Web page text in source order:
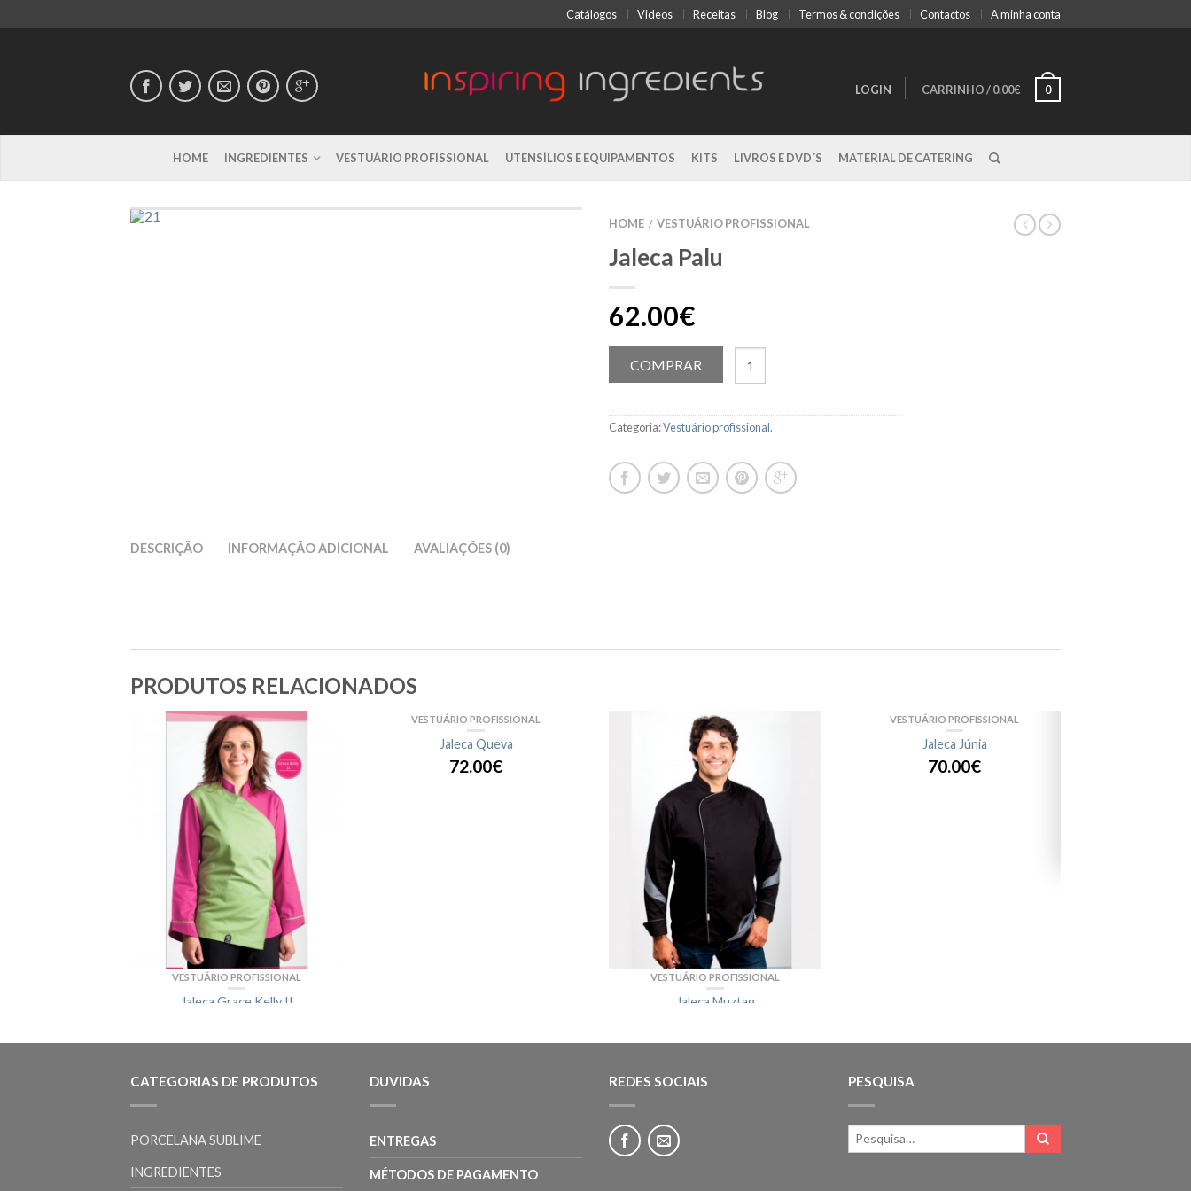
Catálogos Videos Receitas Blog Termos & condições Contactos A minha conta
LOGIN CARRINHO/0.00€ 0
HOME INGREDIENTES VESTUÁRIO PROFISSIONAL UTENSÍLIOS E EQUIPAMENTOS KITS LIVROS E DVD´S MATERIAL DE CATERING
HOME / VESTUÁRIO PROFISSIONAL
Jaleca Palu
62.00€
COMPRAR
Categoria:Vestuário profissional.
DESCRIÇÃO INFORMAÇÃO ADICIONAL AVALIAÇÕES (0)
PRODUTOS RELACIONADOS
VESTUÁRIO PROFISSIONAL
Jaleca Grace Kelly II
VESTUÁRIO PROFISSIONAL
Jaleca Queva
72.00€
VESTUÁRIO PROFISSIONAL
Jaleca Muztag
VESTUÁRIO PROFISSIONAL
Jaleca Júnia
70.00€
Jaleca Everest Jaleca Grace Kelly I Jaleca Onassis II Jaleca Eva Peron II
VESTUÁRIO PROFISSIONAL
Jaleca Berlin
72.00€
VESTUÁRIO PROFISSIONAL
62.00€
CATEGORIAS DE PRODUTOS
PORCELANA SUBLIME
INGREDIENTES
DUVIDAS
ENTREGAS
MÉTODOS DE PAGAMENTO
REDES SOCIAIS PESQUISA